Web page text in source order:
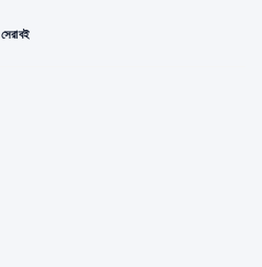
সেরা বই